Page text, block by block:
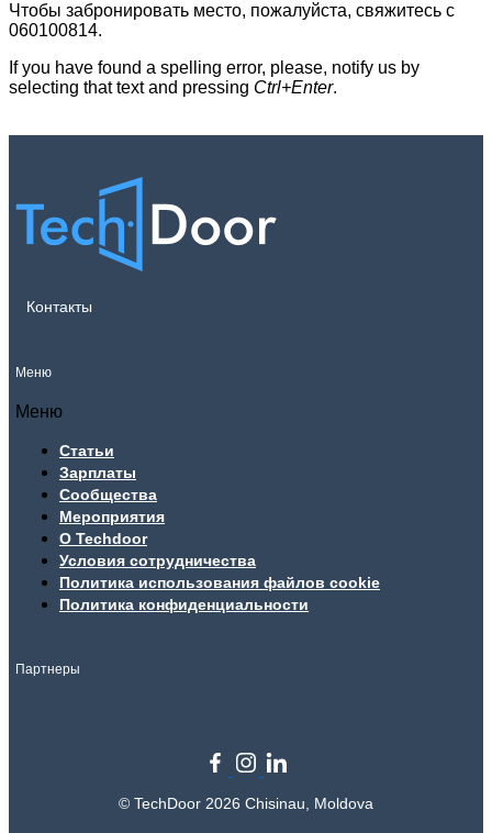
Чтобы забронировать место, пожалуйста, свяжитесь с
060100814.
If you have found a spelling error, please, notify us by
selecting that text and pressing Ctrl+Enter.
Контакты
Меню
Меню
Статьи
Зарплаты
Сообщества
Мероприятия
О Techdoor
Условия сотрудничества
Политика использования файлов cookie
Политика конфиденциальности
Партнеры
© TechDoor 2026 Chisinau, Moldova